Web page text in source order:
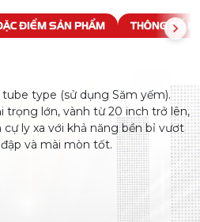
ĐIỂM SẢN PHẨM THÔNG SỐ
type (sử dụng Săm yếm).
trọng lớn, vành từ 20 inch trở lên,
ly xa với khả năng bền bỉ vươt
và mài mòn tốt.